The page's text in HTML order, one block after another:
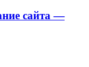
сайта —